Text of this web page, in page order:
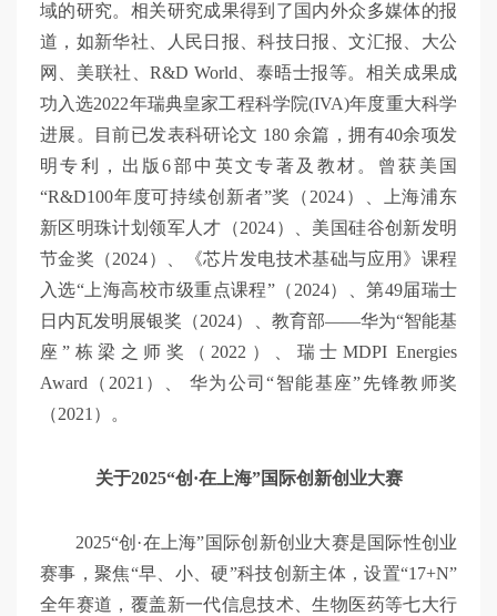
域的研究。相关研究成果得到了国内外众多媒体的报
道，如新华社、人民日报、科技日报、文汇报、大公
网、美联社、R&D World、泰晤士报等。相关成果成
功入选2022年瑞典皇家工程科学院(IVA)年度重大科学
进展。目前已发表科研论文 180 余篇，拥有40余项发
明专利，出版6部中英文专著及教材。曾获美国
“R&D100年度可持续创新者”奖（2024）、上海浦东
新区明珠计划领军人才（2024）、美国硅谷创新发明
节金奖（2024）、《芯片发电技术基础与应用》课程
入选“上海高校市级重点课程”（2024）、第49届瑞士
日内瓦发明展银奖（2024）、教育部——华为“智能基
座”栋梁之师奖（2022）、瑞士MDPI Energies
Award（2021）、 华为公司“智能基座”先锋教师奖
（2021）。
关于2025“创·在上海”国际创新创业大赛
2025“创·在上海”国际创新创业大赛是国际性创业
赛事，聚焦“早、小、硬”科技创新主体，设置“17+N”
全年赛道，覆盖新一代信息技术、生物医药等七大行